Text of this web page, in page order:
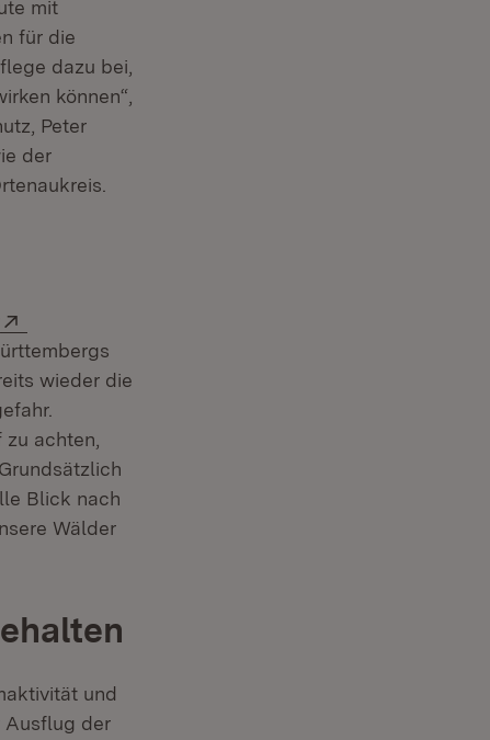
mit
für die
dazu bei,
können“,
Peter
der
wieder die
achten,
Blick nach
Wälder
und
Ausflug der